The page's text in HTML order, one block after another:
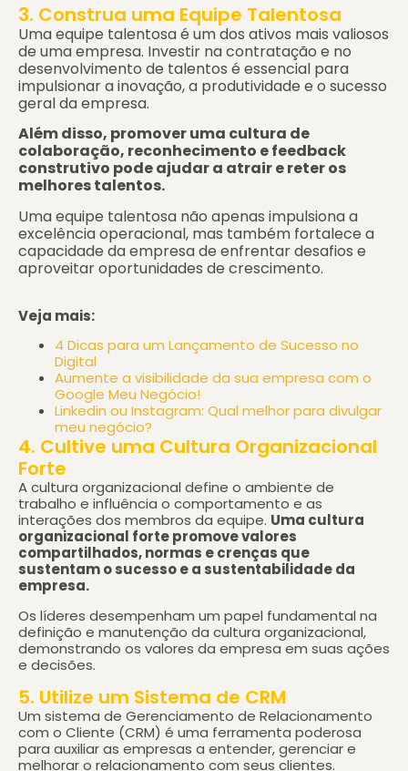
3. Construa uma Equipe Talentosa
Uma equipe talentosa é um dos ativos mais valiosos
de uma empresa. Investir na contratação e no
desenvolvimento de talentos é essencial para
impulsionar a inovação, a produtividade e o sucesso
geral da empresa.
Além disso, promover uma cultura de
colaboração, reconhecimento e feedback
construtivo pode ajudar a atrair e reter os
melhores talentos.
Uma equipe talentosa não apenas impulsiona a
excelência operacional, mas também fortalece a
capacidade da empresa de enfrentar desafios e
aproveitar oportunidades de crescimento.
Veja mais:
4 Dicas para um Lançamento de Sucesso no
Digital
Aumente a visibilidade da sua empresa com o
Google Meu Negócio!
Linkedin ou Instagram: Qual melhor para divulgar
meu negócio?
4. Cultive uma Cultura Organizacional
Forte
A cultura organizacional define o ambiente de
trabalho e influência o comportamento e as
interações dos membros da equipe. Uma cultura
organizacional forte promove valores
compartilhados, normas e crenças que
sustentam o sucesso e a sustentabilidade da
empresa.
Os líderes desempenham um papel fundamental na
definição e manutenção da cultura organizacional,
demonstrando os valores da empresa em suas ações
e decisões.
5. Utilize um Sistema de CRM
Um sistema de Gerenciamento de Relacionamento
com o Cliente (CRM) é uma ferramenta poderosa
para auxiliar as empresas a entender, gerenciar e
melhorar o relacionamento com seus clientes.